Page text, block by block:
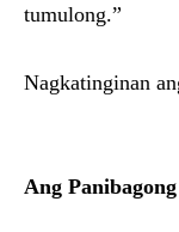
tumulong.”
Nagkatinginan
Ang